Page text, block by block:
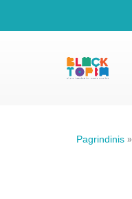
Pagrindinis»